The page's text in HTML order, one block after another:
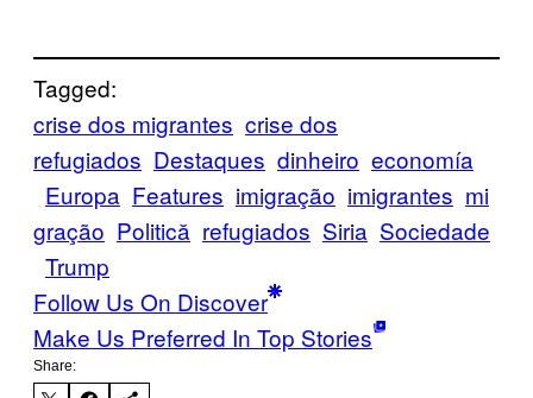
Tagged:
crise dos migrantes crise dos
refugiados Destaques dinheiro economía
Europa Features imigração imigrantes mi
gração Politică refugiados Siria Sociedade
Trump
Follow Us On Discover
Make Us Preferred In Top Stories
Share: